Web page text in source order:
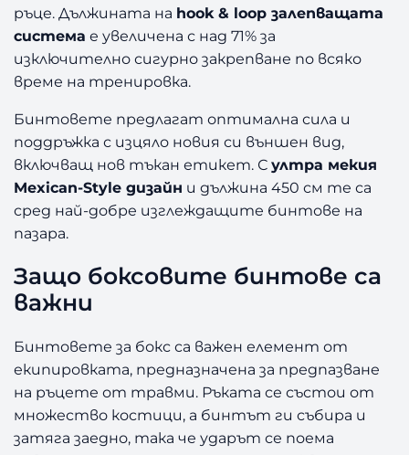
u
s
a
R
d
ръце. Дължината на hook & loop залепващата
система е увеличена с над 71% за
изключително сигурно закрепване по всяко
време на тренировка.
Бинтовете предлагат оптимална сила и
поддръжка с изцяло новия си външен вид,
включващ нов тъкан етикет. Султра мекия
Mexican-Style дизайн и дължина 450 см те са
сред най-добре изглеждащите бинтове на
пазара.
Защо боксовите бинтове са
важни
Бинтовете за бокс са важен елемент от
екипировката, предназначена за предпазване
на ръцете от травми. Ръката се състои от
множество костици, а бинтът ги събира и
затяга заедно, така че ударът се поема